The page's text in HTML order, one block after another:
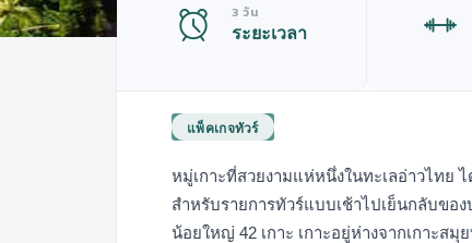
3 วัน
ระยะเวลา
แพ็คเกจทัวร์
หมู่เกาะที่สวยงามแห่หนึ่งในทะเลอ่าวไทย
สำหรับรายการทัวร์แบบเช้าไปเย็นกลับขอ
น้อยใหญ่ 42 เกาะ เกาะอยู่ห่างจากเกาะส